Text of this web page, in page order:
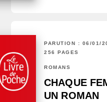
PARUTION : 06/01/
256 PAGES
ROMANS
CHAQUE
UN ROMAN